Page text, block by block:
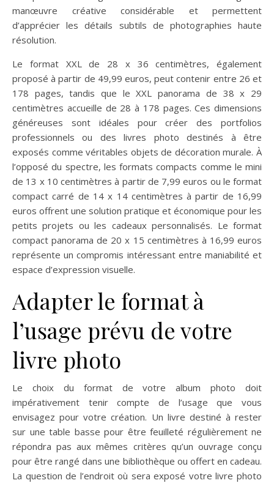
manœuvre créative considérable et permettent
d’apprécier les détails subtils de photographies haute
résolution.
Le format XXL de 28 x 36 centimètres, également
proposé à partir de 49,99 euros, peut contenir entre 26 et
178 pages, tandis que le XXL panorama de 38 x 29
centimètres accueille de 28 à 178 pages. Ces dimensions
généreuses sont idéales pour créer des portfolios
professionnels ou des livres photo destinés à être
exposés comme véritables objets de décoration murale. À
l’opposé du spectre, les formats compacts comme le mini
de 13 x 10 centimètres à partir de 7,99 euros ou le format
compact carré de 14 x 14 centimètres à partir de 16,99
euros offrent une solution pratique et économique pour les
petits projets ou les cadeaux personnalisés. Le format
compact panorama de 20 x 15 centimètres à 16,99 euros
représente un compromis intéressant entre maniabilité et
espace d’expression visuelle.
Adapter le format à
l’usage prévu de votre
livre photo
Le choix du format de votre album photo doit
impérativement tenir compte de l’usage que vous
envisagez pour votre création. Un livre destiné à rester
sur une table basse pour être feuilleté régulièrement ne
répondra pas aux mêmes critères qu’un ouvrage conçu
pour être rangé dans une bibliothèque ou offert en cadeau.
La question de l’endroit où sera exposé votre livre photo